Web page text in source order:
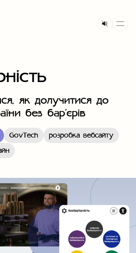
як долучитися до
без бар'єрів
GovTech
розробка вебсайту